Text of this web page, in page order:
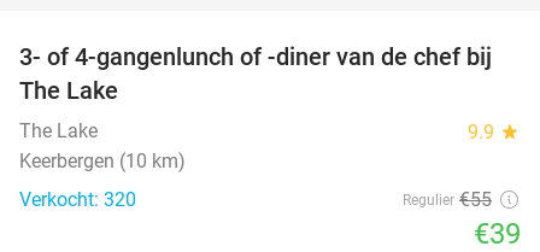
29%
3- of 4-gangenlunch of -diner van de chef bij
The Lake
The Lake 9.9 star
Keerbergen (10 km)
Verkocht: 320
Regulier €55
€39